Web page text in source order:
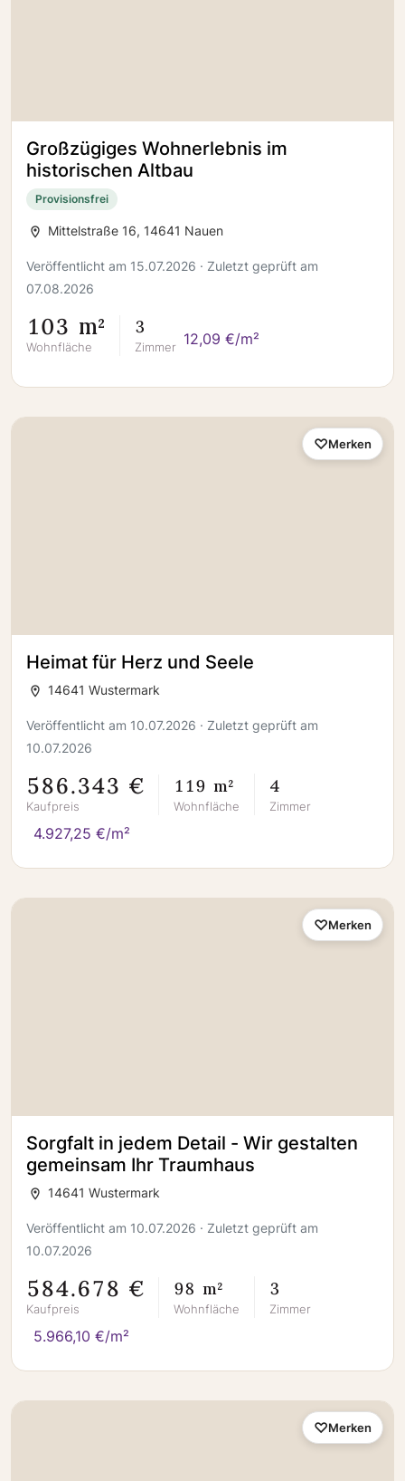
Großzügiges Wohnerlebnis im
historischen Altbau
Provisionsfrei
Mittelstraße 16, 14641 Nauen
Veröffentlicht am 15.07.2026 · Zuletzt geprüft am
07.08.2026
103 m²
Wohnfläche
3
Zimmer 12,09 €/m²
Heimat für Herz und Seele
14641 Wustermark
Veröffentlicht am 10.07.2026 · Zuletzt geprüft am
10.07.2026
586.343 €
Kaufpreis
119 m²
Wohnfläche
4
Zimmer
4.927,25 €/m²
Merken
Sorgfalt in jedem Detail - Wir gestalten
gemeinsam Ihr Traumhaus
14641 Wustermark
Veröffentlicht am 10.07.2026 · Zuletzt geprüft am
10.07.2026
584.678 €
Kaufpreis
98 m²
Wohnfläche
3
Zimmer
5.966,10 €/m²
Merken
Merken